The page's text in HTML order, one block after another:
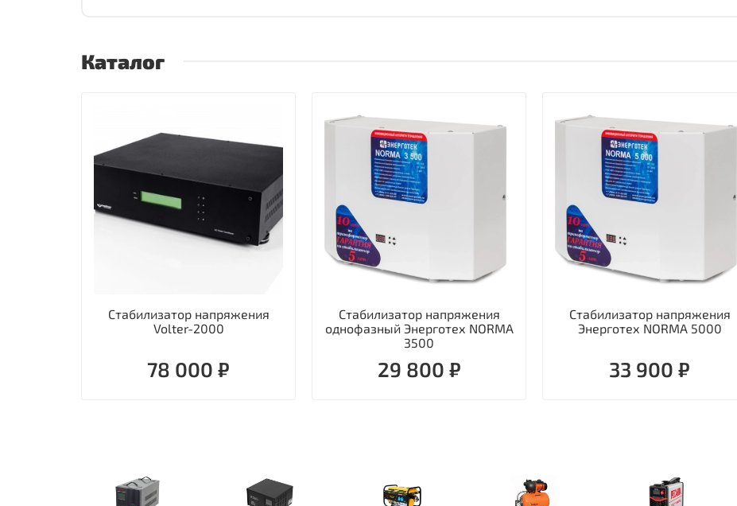
Каталог
Стабилизатор напряжения
Volter-2000
78 000 ₽
Стабилизатор напряжения
однофазный Энерготех NORMA
3500
29 800 ₽
Стабилизатор напряжения
Энерготех NORMA 5000
33 900 ₽